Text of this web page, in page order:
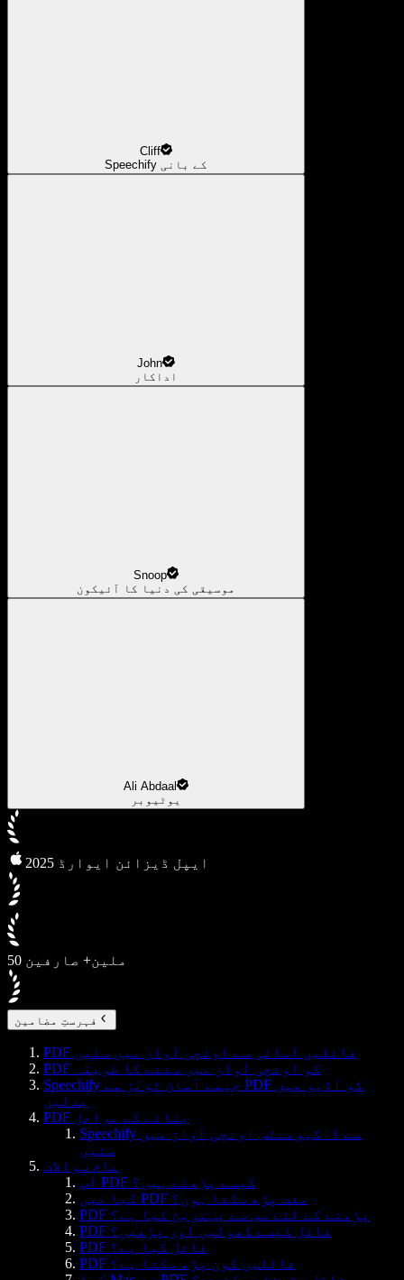
Cliff
Speechify کے بانی
John
اداکار
Snoop
موسیقی کی دنیا کا آئیکون
Ali Abdaal
یوٹیوبر
2025 ایپل ڈیزائن ایوارڈ
50 ملین+ صارفین
فہرستِ مضامین
PDF فائلیں آسانی سے اونچی آواز میں سنیں
PDF کو اونچی آواز میں سننے کا طریقہ
Speechify جیسے آسان ٹولز سے PDF کو آڈیو میں
بدلیں
PDF بنانے کے مراحل
Speechify سے ڈاکیومنٹس اونچی آواز میں
سنیں
عام سوالات
آپ PDF کیسے پڑھتے ہیں؟
کیا میں PDF مفت پڑھ سکتا ہوں؟
PDF پڑھنے کے لئے سب سے بہترین کیا ہے؟
PDF فائل کیسے کھولیں اور پڑھیں؟
PDF فائل کیا ہے؟
PDF فائلیں کون پڑھ سکتا ہے؟